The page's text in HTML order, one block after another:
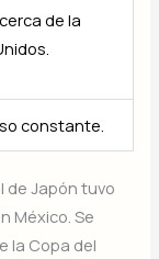
de la
constante.
de Japón tuvo
México. Se
la Copa del